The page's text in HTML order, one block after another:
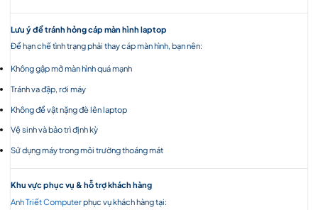
Lưu ý để tránh hỏng cáp màn hình laptop
Để hạn chế tình trạng phải thay cáp màn hình, bạn nên:
Không gập mở màn hình quá mạnh
Tránh va đập, rơi máy
Không để vật nặng đè lên laptop
Vệ sinh và bảo trì định kỳ
Sử dụng máy trong môi trường thoáng mát
Khu vực phục vụ & hỗ trợ khách hàng
Anh Triết Computer phục vụ khách hàng tại: